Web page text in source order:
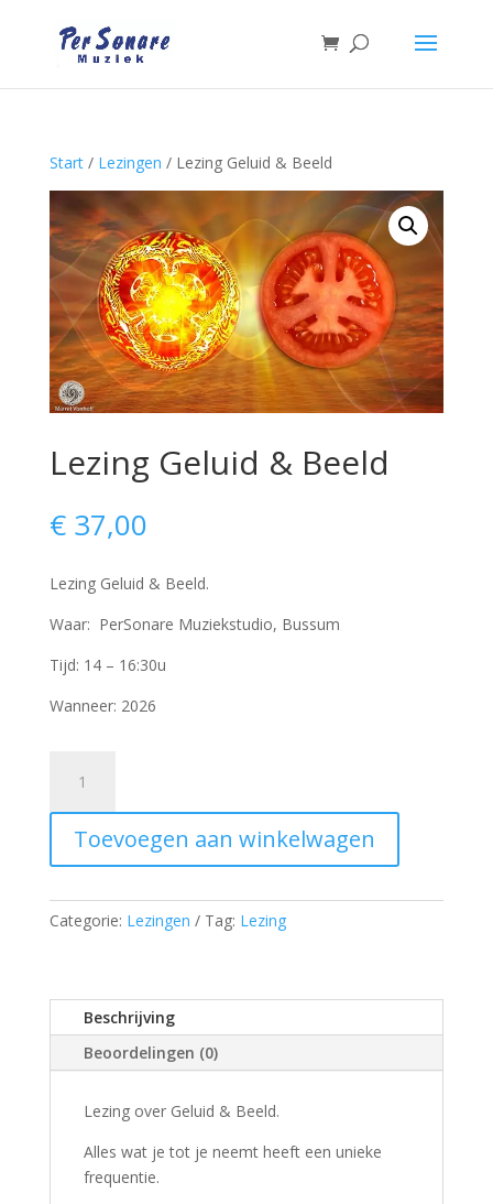
Start/ Lezingen / Lezing Geluid & Beeld
Lezing Geluid & Beeld
€37,00
Lezing Geluid & Beeld.
Waar: PerSonare Muziekstudio, Bussum
Tijd: 14 – 16:30u
Wanneer: 2026
Geluid
&
Beeld
aantal
Toevoegen aan winkelwagen
Categorie: Lezingen Tag: Lezing
Beschrijving
Beoordelingen (0)
Lezing over Geluid & Beeld.
Alles wat je tot je neemt heeft een unieke
frequentie.